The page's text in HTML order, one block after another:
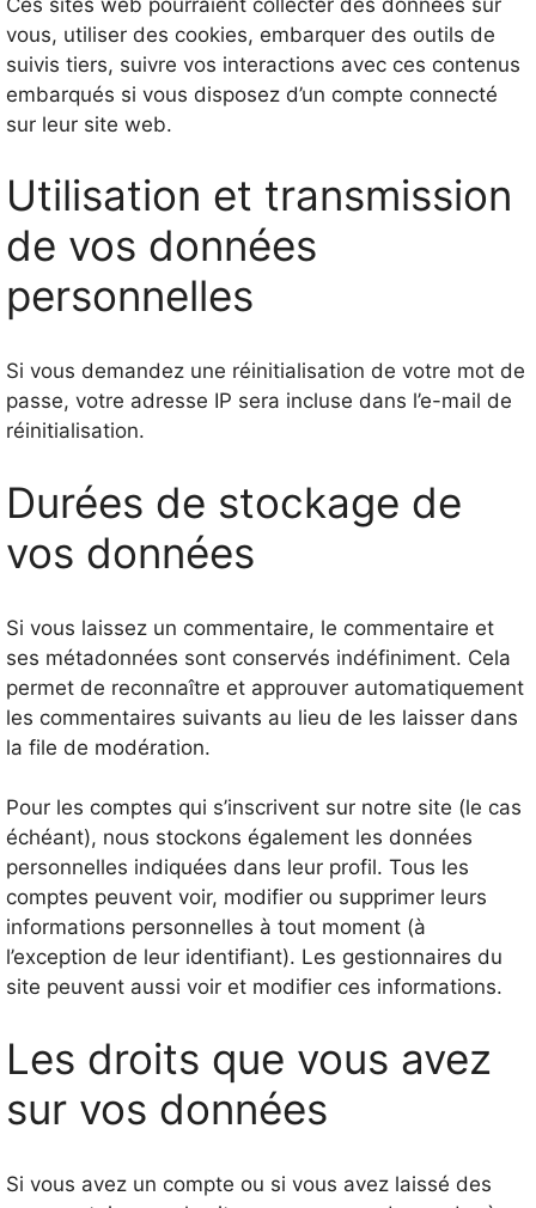
vous, utiliser des cookies, embarquer des outils de
suivis tiers, suivre vos interactions avec ces contenus
embarqués si vous disposez d’un compte connecté
sur leur site web.
Utilisation et transmission
de vos données
personnelles
Si vous demandez une réinitialisation de votre mot de
passe, votre adresse IP sera incluse dans l’e-mail de
réinitialisation.
Durées de stockage de
vos données
Si vous laissez un commentaire, le commentaire et
ses métadonnées sont conservés indéfiniment. Cela
permet de reconnaître et approuver automatiquement
les commentaires suivants au lieu de les laisser dans
la file de modération.
Pour les comptes qui s’inscrivent sur notre site (le cas
échéant), nous stockons également les données
personnelles indiquées dans leur profil. Tous les
comptes peuvent voir, modifier ou supprimer leurs
informations personnelles à tout moment (à
l’exception de leur identifiant). Les gestionnaires du
site peuvent aussi voir et modifier ces informations.
Les droits que vous avez
sur vos données
Si vous avez un compte ou si vous avez laissé des